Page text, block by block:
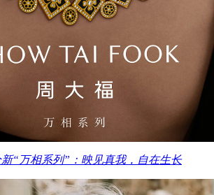
“万相系列”：映见真我，自在生长